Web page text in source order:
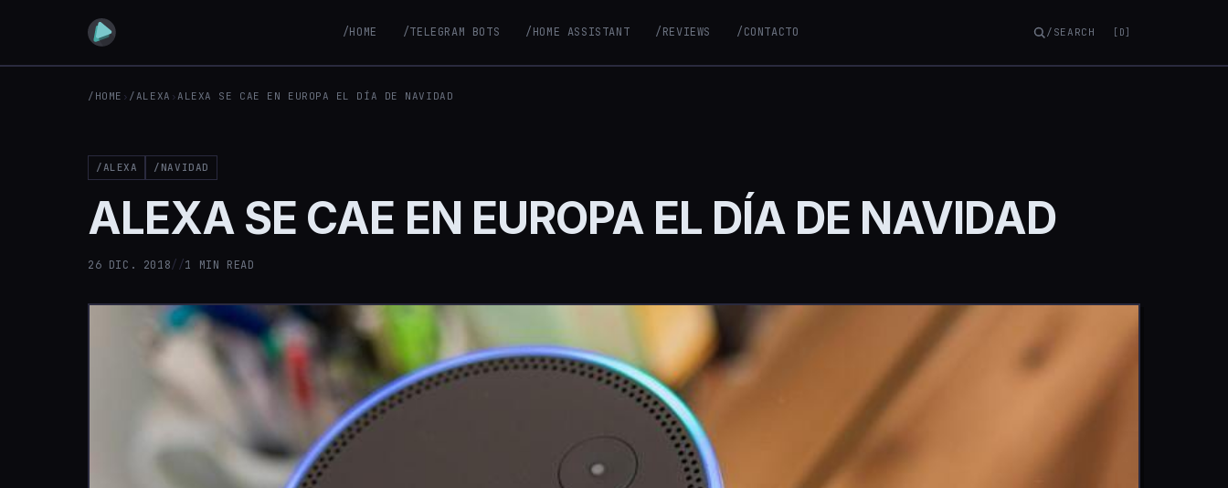
/HOME /TELEGRAM BOTS /HOME ASSISTANT /REVIEWS /CONTACTO /SEARCH [D]
/HOME › /ALEXA ›ALEXA SE CAE EN EUROPA EL DÍA DE NAVIDAD
/ALEXA /NAVIDAD
ALEXA SE CAE EN EUROPA EL DÍA DE NAVIDAD
26 DIC. 2018//1 MIN READ